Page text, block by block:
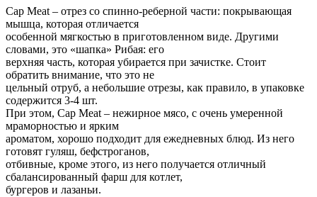
Cap Meat – отрез со спинно-реберной части: покрывающая
мышца, которая отличается
особенной мягкостью в приготовленном виде. Другими
словами, это «шапка» Рибая: его
верхняя часть, которая убирается при зачистке. Стоит
обратить внимание, что это не
цельный отруб, а небольшие отрезы, как правило, в упаковке
содержится 3-4 шт.
При этом, Cap Meat – нежирное мясо, с очень умеренной
мраморностью и ярким
ароматом, хорошо подходит для ежедневных блюд. Из него
готовят гуляш, бефстроганов,
отбивные, кроме этого, из него получается отличный
сбалансированный фарш для котлет,
бургеров и лазаньи.